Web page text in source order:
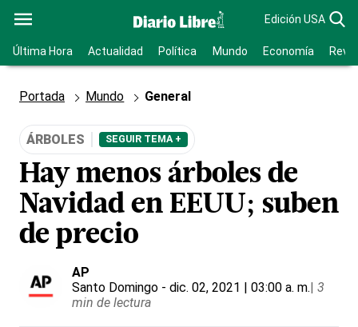
Edición USA
Última Hora Actualidad Política Mundo Economía
Portada Mundo General
ÁRBOLES SEGUIR TEMA +
Hay menos árboles de
Navidad en EEUU; suben
de precio
AP
Santo Domingo - dic. 02, 2021 | 03:00 a. m.| 3
min de lectura